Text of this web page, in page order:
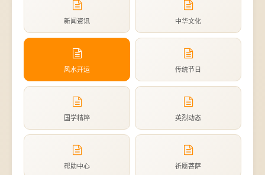
新闻资讯 中华文化
风水开运 传统节日
国学精粹 英烈动态
帮助中心 祈愿菩萨